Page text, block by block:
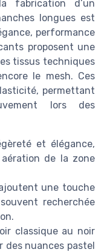
fabrication d’un
longues est
performance
proposent une
tissus techniques
le mesh. Ces
permettant
lors des
et élégance,
de la zone
une touche
recherchée
classique au noir
des nuances pastel